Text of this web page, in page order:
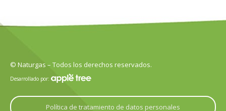
© Naturgas – Todos los derechos reservados.
Desarrollado por:
Política de tratamiento de datos personales